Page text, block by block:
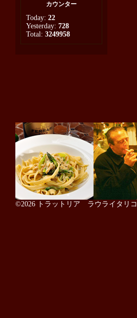
カウンター
Today: 22
Yesterday: 728
Total: 3249958
©2026 トラットリア ラウライタリコ